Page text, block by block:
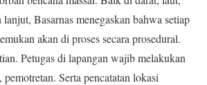
Basarnas menegaskan bahwa setiap
akan di proses secara prosedural.
Petugas di lapangan wajib melakukan
pemotretan. Serta pencatatan lokasi